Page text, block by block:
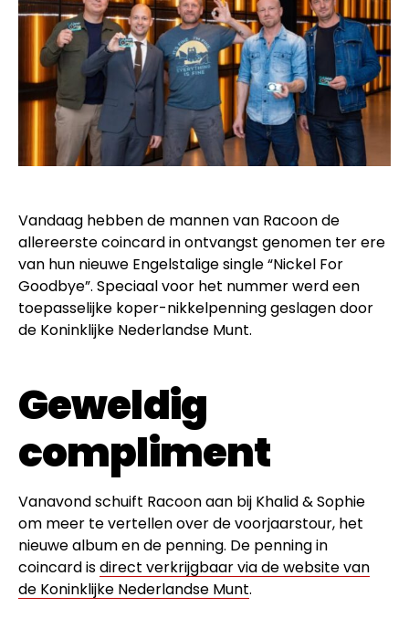
Vandaag hebben de mannen van Racoon de
allereerste coincard in ontvangst genomen ter ere
van hun nieuwe Engelstalige single “Nickel For
Goodbye”. Speciaal voor het nummer werd een
toepasselijke koper-nikkelpenning geslagen door
de Koninklijke Nederlandse Munt.
Geweldig
compliment
Vanavond schuift Racoon aan bij Khalid & Sophie
om meer te vertellen over de voorjaarstour, het
nieuwe album en de penning. De penning in
coincard isdirect verkrijgbaar via de website van
de Koninklijke Nederlandse Munt.